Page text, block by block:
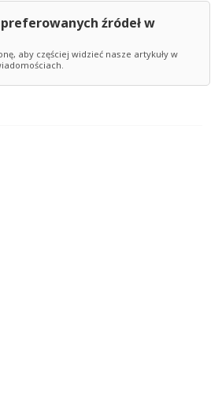
preferowanych źródeł w
aby częściej widzieć nasze artykuły w